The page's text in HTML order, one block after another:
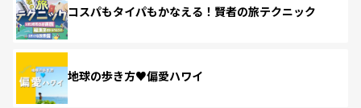
コスパもタイパもかなえる！賢者の旅テクニック
地球の歩き方♥偏愛ハワイ